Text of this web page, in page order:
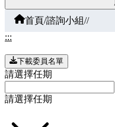
首頁/諮詢小組//
:::
下載委員名單
請選擇任期
請選擇任期